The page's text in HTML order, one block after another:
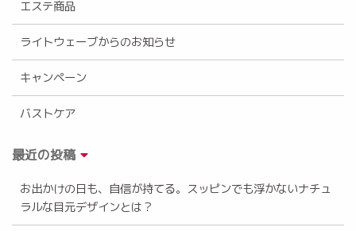
エステ商品
ライトウェーブからのお知らせ
キャンペーン
バストケア
最近の投稿
お出かけの日も、自信が持てる。スッピンでも浮かないナチュ
ラルな目元デザインとは？